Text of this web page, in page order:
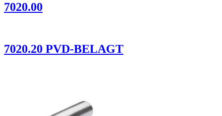
7020.00
7020.20 PVD-BELAGT